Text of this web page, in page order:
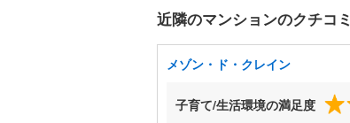
近隣のマンションのクチコミ
メゾン・ド・クレイン
子育て/生活環境の満足度